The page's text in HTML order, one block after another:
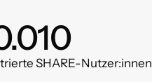
SHARE-Nutzer:innen